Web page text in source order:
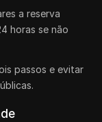
a reserva
horas se não
passos e evitar